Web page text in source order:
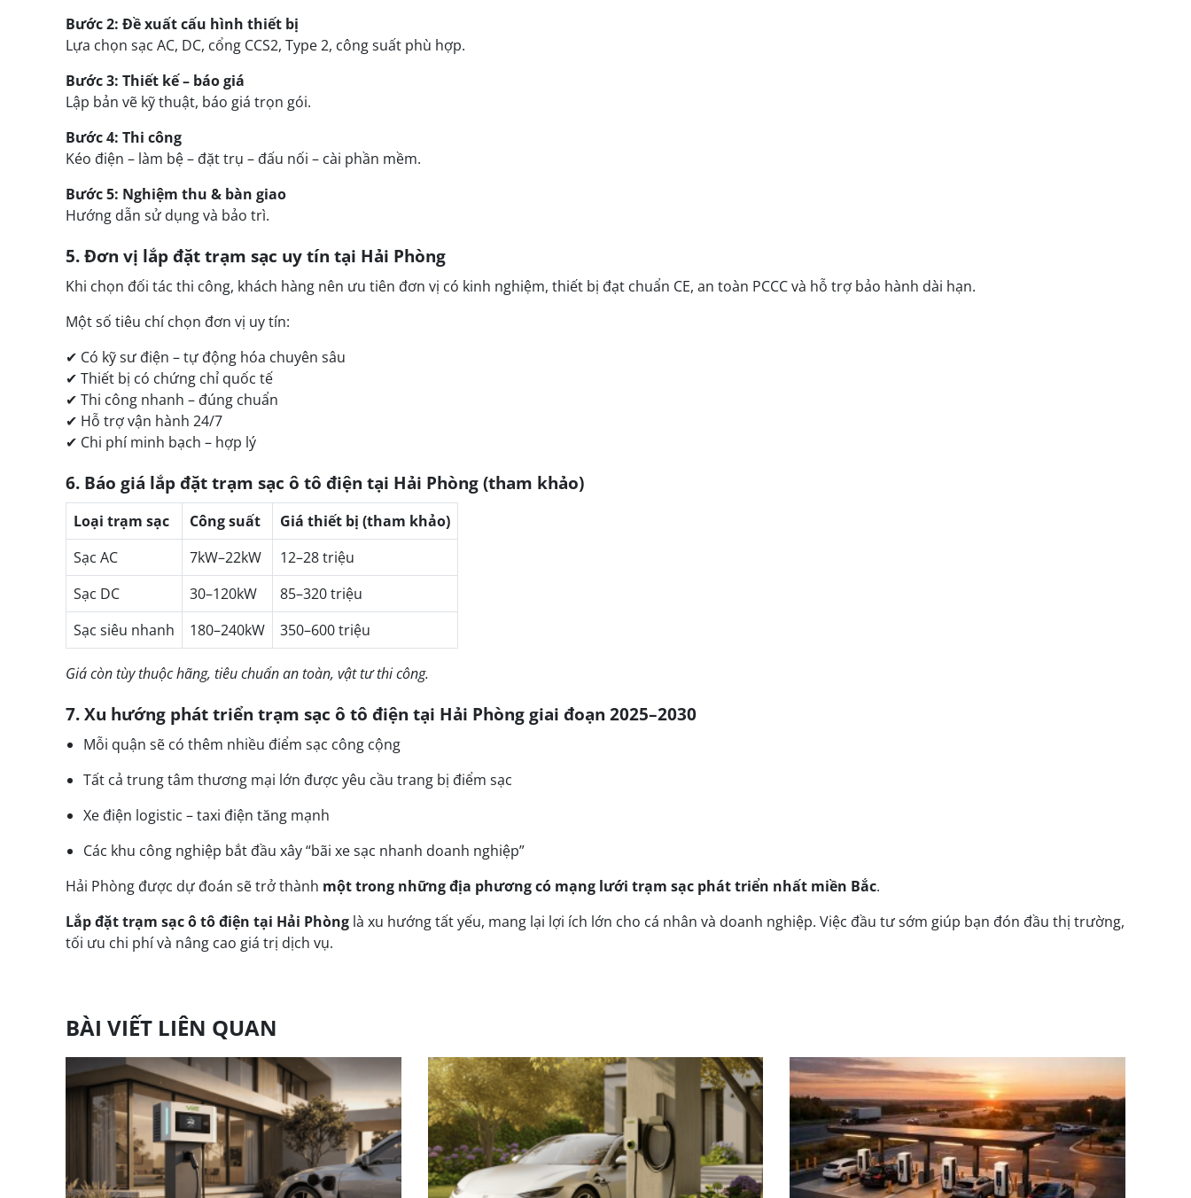
Bước 2: Đề xuất cấu hình thiết bị
Lựa chọn sạc AC, DC, cổng CCS2, Type 2, công suất phù hợp.
Bước 3: Thiết kế – báo giá
Lập bản vẽ kỹ thuật, báo giá trọn gói.
Bước 4: Thi công
Kéo điện – làm bệ – đặt trụ – đấu nối – cài phần mềm.
Bước 5: Nghiệm thu & bàn giao
Hướng dẫn sử dụng và bảo trì.
5. Đơn vị lắp đặt trạm sạc uy tín tại Hải Phòng
Khi chọn đối tác thi công, khách hàng nên ưu tiên đơn vị có kinh nghiệm, thiết bị đạt chuẩn CE, an toàn PCCC và hỗ trợ bảo hành dài hạn.
Một số tiêu chí chọn đơn vị uy tín:
✔ Có kỹ sư điện – tự động hóa chuyên sâu
✔ Thiết bị có chứng chỉ quốc tế
✔ Thi công nhanh – đúng chuẩn
✔ Hỗ trợ vận hành 24/7
✔ Chi phí minh bạch – hợp lý
6. Báo giá lắp đặt trạm sạc ô tô điện tại Hải Phòng (tham khảo)
Loại trạm sạc Công suất
Giá thiết bị (tham khảo)
Sạc AC
7kW–22kW
12–28 triệu
Sạc DC
30–120kW
85–320 triệu
Sạc siêu nhanh
180–240kW 350–600 triệu
Giá còn tùy thuộc hãng, tiêu chuẩn an toàn, vật tư thi công.
7. Xu hướng phát triển trạm sạc ô tô điện tại Hải Phòng giai đoạn 2025–2030
Mỗi quận sẽ có thêm nhiều điểm sạc công cộng
Tất cả trung tâm thương mại lớn được yêu cầu trang bị điểm sạc
Xe điện logistic – taxi điện tăng mạnh
Các khu công nghiệp bắt đầu xây “bãi xe sạc nhanh doanh nghiệp”
Hải Phòng được dự đoán sẽ trở thành một trong những địa phương có mạng lưới trạm sạc phát triển nhất miền Bắc.
Lắp đặt trạm sạc ô tô điện tại Hải Phònglà xu hướng tất yếu, mang lại lợi ích lớn cho cá nhân và doanh nghiệp. Việc đầu tư sớm giúp bạn đón đầu thị trường,
tối ưu chi phí và nâng cao giá trị dịch vụ.
BÀI VIẾT LIÊN QUAN